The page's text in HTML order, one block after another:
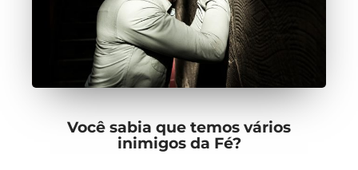
Você sabia que temos vários
inimigos da Fé?